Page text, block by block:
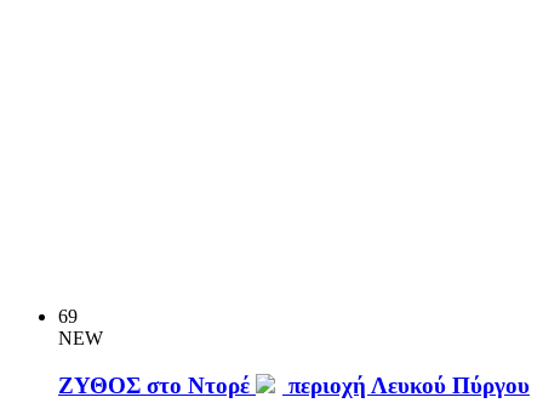
69
NEW
ΖΥΘΟΣ στο Ντορέ περιοχή Λευκού Πύργου